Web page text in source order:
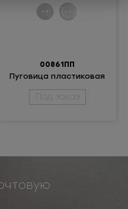
00861ПП
Пуговица пластиковая
Под заказ